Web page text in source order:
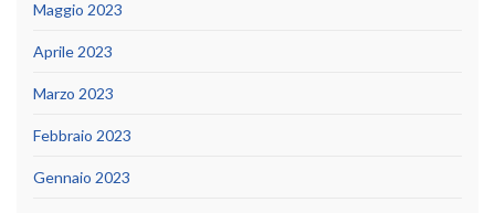
Maggio 2023
Aprile 2023
Marzo 2023
Febbraio 2023
Gennaio 2023